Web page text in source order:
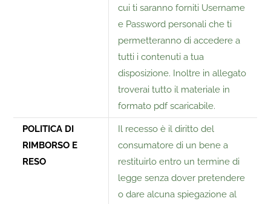
cui ti saranno forniti Username
e Password personali che ti
permetteranno di accedere a
tutti i contenuti a tua
disposizione. Inoltre in allegato
troverai tutto il materiale in
formato pdf scaricabile.
POLITICA DI
RIMBORSO E
RESO
Il recesso è il diritto del
consumatore di un bene a
restituirlo entro un termine di
legge senza dover pretendere
o dare alcuna spiegazione al